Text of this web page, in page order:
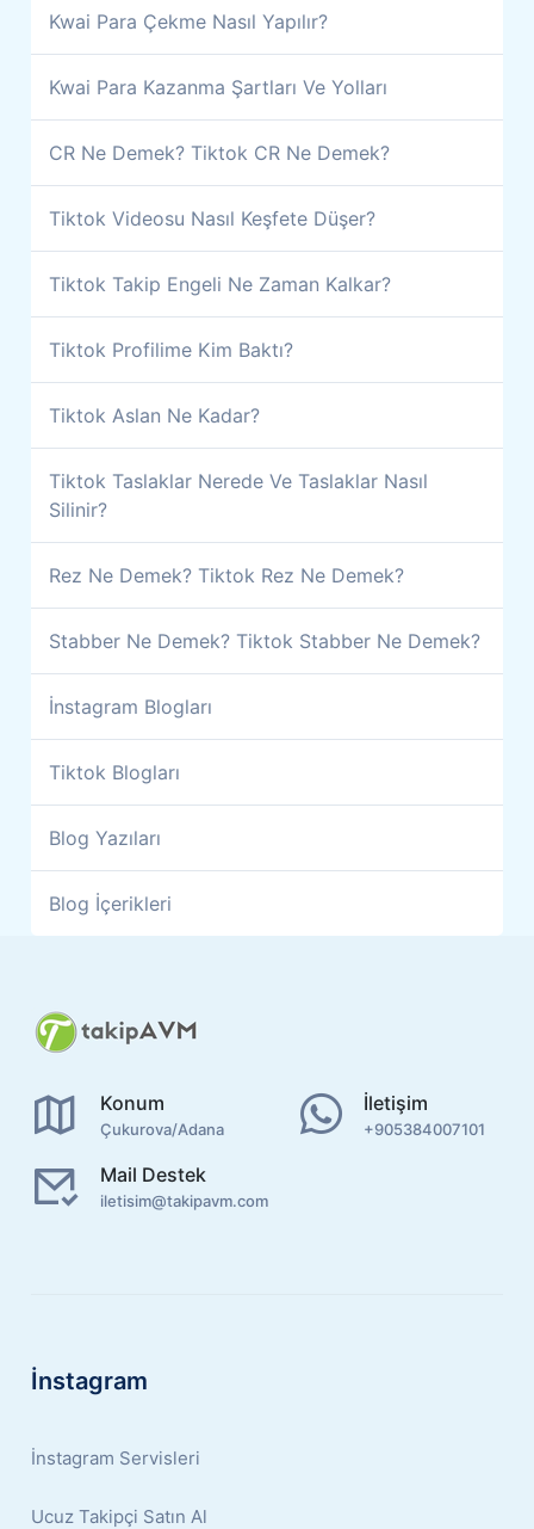
Kwai Para Çekme Nasıl Yapılır?
Kwai Para Kazanma Şartları Ve Yolları
CR Ne Demek? Tiktok CR Ne Demek?
Tiktok Videosu Nasıl Keşfete Düşer?
Tiktok Takip Engeli Ne Zaman Kalkar?
Tiktok Profilime Kim Baktı?
Tiktok Aslan Ne Kadar?
Tiktok Taslaklar Nerede Ve Taslaklar Nasıl
Silinir?
Rez Ne Demek? Tiktok Rez Ne Demek?
Stabber Ne Demek? Tiktok Stabber Ne Demek?
İnstagram Blogları
Tiktok Blogları
Blog Yazıları
Blog İçerikleri
Konum
Çukurova/Adana
İletişim
+905384007101
Mail Destek
iletisim@takipavm.com
İnstagram
İnstagram Servisleri
Ucuz Takipçi Satın Al